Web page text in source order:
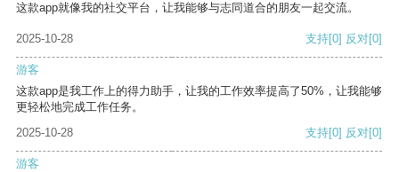
这款app就像我的社交平台，让我能够与志同道合的朋友一起交流。
2025-10-28 支持[0] 反对[0]
游客
这款app是我工作上的得力助手，让我的工作效率提高了50%，让我能够
更轻松地完成工作任务。
2025-10-28
支持[0] 反对[0]
游客